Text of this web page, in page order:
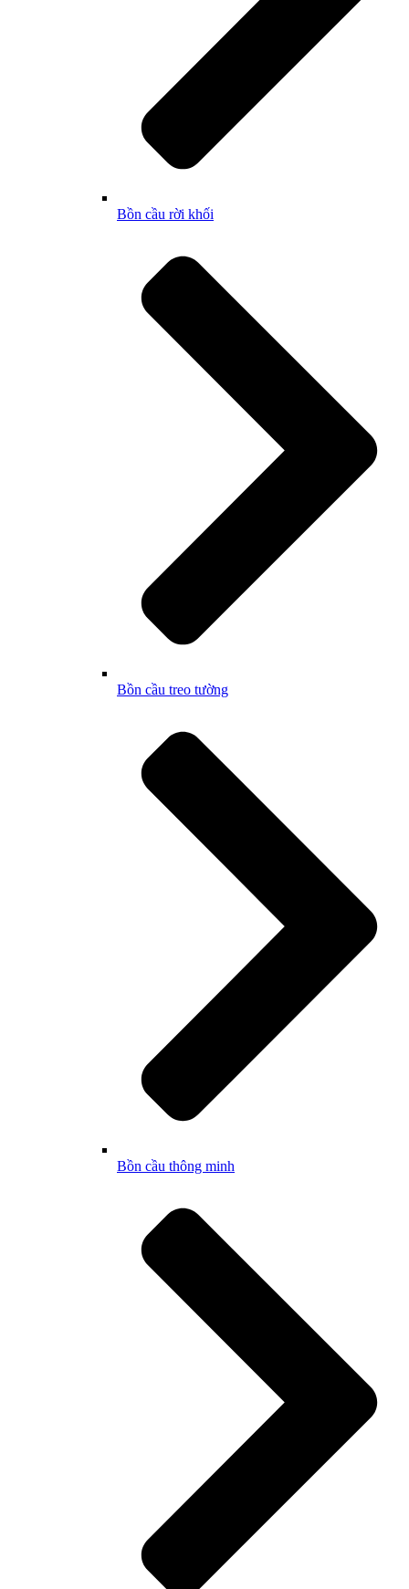
Bồn cầu rời khối
Bồn cầu treo tường
Bồn cầu thông minh